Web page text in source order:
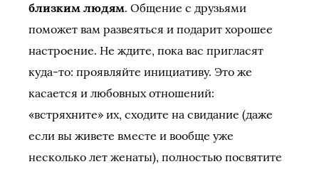
близким людям. Общение с друзьями
поможет вам развеяться и подарит хорошее
настроение. Не ждите, пока вас пригласят
куда-то: проявляйте инициативу. Это же
касается и любовных отношений:
«встряхните» их, сходите на свидание (даже
если вы живете вместе и вообще уже
несколько лет женаты), полностью посвятите